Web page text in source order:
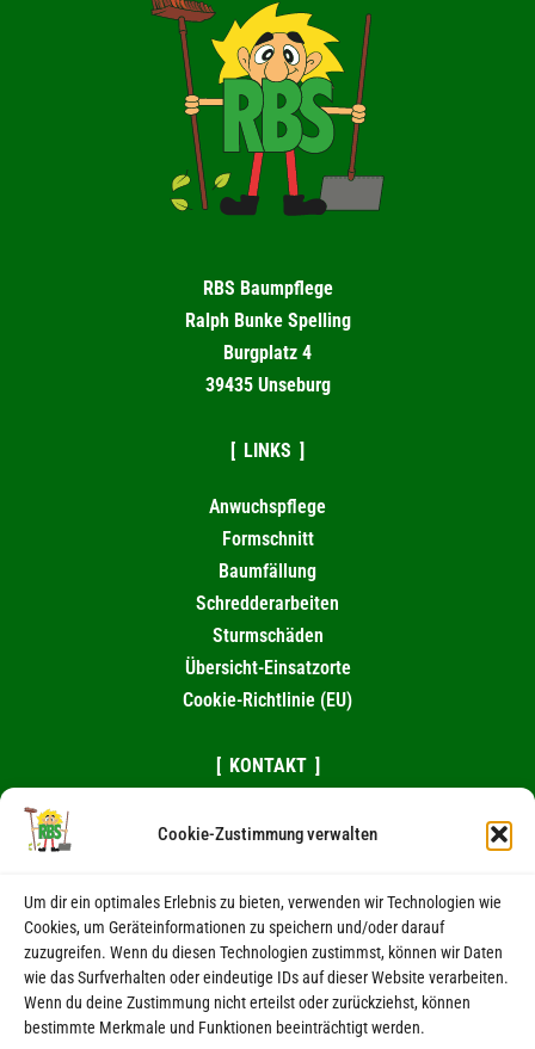
Cookie-Zustimmung verwalten
Um dir ein optimales Erlebnis zu bieten, verwenden wir Technologien wie
Cookies, um Geräteinformationen zu speichern und/oder darauf
zuzugreifen. Wenn du diesen Technologien zustimmst, können wir Daten
wie das Surfverhalten oder eindeutige IDs auf dieser Website verarbeiten.
Wenn du deine Zustimmung nicht erteilst oder zurückziehst, können
bestimmte Merkmale und Funktionen beeinträchtigt werden.
RBS Baumpflege
Ralph Bunke Spelling
Burgplatz 4
39435 Unseburg
LINKS
Anwuchspflege
Formschnitt
Baumfällung
Schredderarbeiten
Sturmschäden
Übersicht-Einsatzorte
Cookie-Richtlinie (EU)
KONTAKT
0174 / 995 10 82
RECHTLICHES
Kontakt
Impressum